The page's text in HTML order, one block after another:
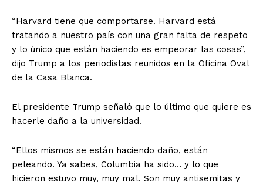
“Harvard tiene que comportarse. Harvard está
tratando a nuestro país con una gran falta de respeto
y lo único que están haciendo es empeorar las cosas”,
dijo Trump a los periodistas reunidos en la Oficina Oval
de la Casa Blanca.
El presidente Trump señaló que lo último que quiere es
hacerle daño a la universidad.
“Ellos mismos se están haciendo daño, están
peleando. Ya sabes, Columbia ha sido… y lo que
hicieron estuvo muy, muy mal. Son muy antisemitas y